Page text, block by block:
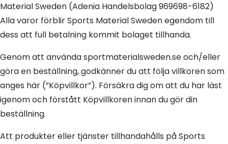
Material Sweden (Adenia Handelsbolag 969698-6182)
Alla varor förblir Sports Material Sweden egendom till
dess att full betalning kommit bolaget tillhanda.
Genom att använda sportmaterialsweden.se och/eller
göra en beställning, godkänner du att följa villkoren som
anges här (”Köpvillkor”). Försäkra dig om att du har läst
igenom och förstått Köpvillkoren innan du gör din
beställning.
Att produkter eller tjänster tillhandahålls på Sports